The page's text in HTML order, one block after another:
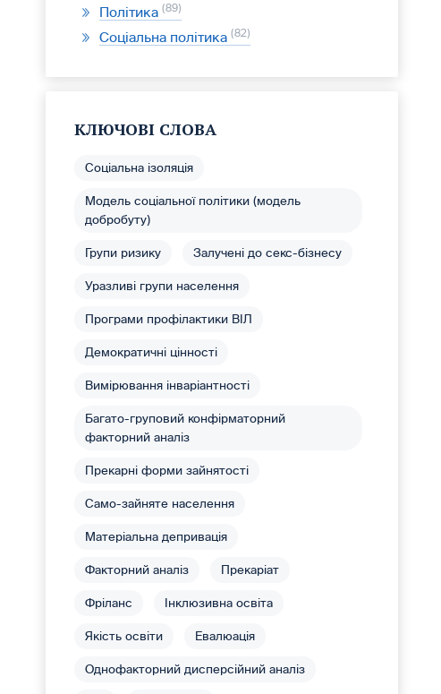
Політика 89
Соціальна політика 82
КЛЮЧОВІ СЛОВА
Соціальна ізоляція
Модель соціальної політики (модель
добробуту)
Групи ризику Залучені до секс-бізнесу
Уразливі групи населення
Програми профілактики ВІЛ
Демократичні цінності
Вимірювання інваріантності
Багато-груповий конфірматорний
факторний аналіз
Прекарні форми зайнятості
Само-зайняте населення
Матеріальна депривація
Факторний аналіз Прекаріат
Фріланс Інклюзивна освіта
Якість освіти Евалюація
Однофакторний дисперсійний аналіз